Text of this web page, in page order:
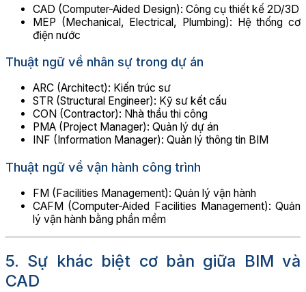
CAD (Computer-Aided Design): Công cụ thiết kế 2D/3D
MEP (Mechanical, Electrical, Plumbing): Hệ thống cơ
điện nước
Thuật ngữ về nhân sự trong dự án
ARC (Architect): Kiến trúc sư
STR (Structural Engineer): Kỹ sư kết cấu
CON (Contractor): Nhà thầu thi công
PMA (Project Manager): Quản lý dự án
INF (Information Manager): Quản lý thông tin BIM
Thuật ngữ về vận hành công trình
FM (Facilities Management): Quản lý vận hành
CAFM (Computer-Aided Facilities Management): Quản
lý vận hành bằng phần mềm
5. Sự khác biệt cơ bản giữa BIM và
CAD